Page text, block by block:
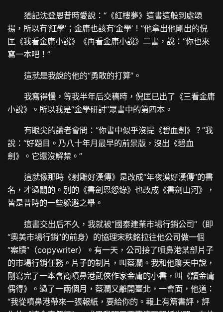
猶記沈登恩昔時愛說：“《紅樓夢》這書這般到處頌
揚，所以有‘紅學’；金庸也該有‘金學’！”他拿出他剛出的倪
匡《我看金庸小說》《再看金庸小說》二書，說：“你也來
寫一本吧！”
這就是我說的他的“勇敢的打算”。
我寫得慢，等我半年后交稿時，倪匡已出了《三看金庸
小說》。所以我是“金學研討”眾書中的第四本。
有眼尖的讀者會問：“你書中似乎沒提《碧血劍》？”我
說：“好題目。乃八十年月最早的前景版，沒出《碧血
劍》。它還沒解禁。”
這就像那時《射雕好漢傳》是改成“年夜漠好漢傳”的書
名，才過關的。別的《書劍恩怨錄》也改成《書劍山河》，
皆是昔時的一些躲避之舉。
這書交出后不久，我就被“國泰建業市場行銷公司”（即
“奧美市場行銷”的前身）的協理宋秩銘拉往他公司做一個
“案牘”（copywriter）。有一天，公司接了噴鼻港某部片子
的市場行銷任務。片子的制片，叫蔡瀾。我和他聊天中說，
剛寫完了一本會商噴鼻港武俠作家金庸的小書，叫《讀金庸
偶得》。過了一兩個月，蔡瀾又離開臺北，一會面，他道：
“我從噴鼻港帶來一張報紙，要給你的。報上有篇書評，評